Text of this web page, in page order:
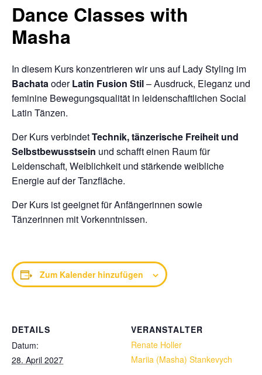
Dance Classes with
Masha
In diesem Kurs konzentrieren wir uns auf Lady Styling im
BachataoderLatin Fusion Stil– Ausdruck, Eleganz und
feminine Bewegungsqualität in leidenschaftlichen Social
Latin Tänzen.
Der Kurs verbindetTechnik, tänzerische Freiheit und
Selbstbewusstsein und schafft einen Raum für
Leidenschaft, Weiblichkeit und stärkende weibliche
Energie auf der Tanzfläche.
Der Kurs ist geeignet für Anfängerinnen sowie
Tänzerinnen mit Vorkenntnissen.
Zum Kalender hinzufügen
DETAILS
Datum:
28. April 2027
VERANSTALTER
Renate Holler
Mariia (Masha) Stankevych